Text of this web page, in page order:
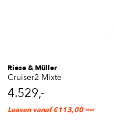
Riese & Müller
Cruiser2 Mixte
4.529,-
Leasen vanaf €113,00 /mnd